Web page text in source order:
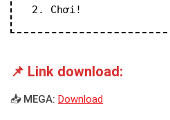
2. Chơi!
📌 Link download:
📥 MEGA: Download